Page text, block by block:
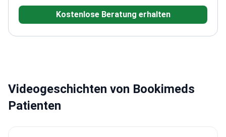
und internationalen Fachzeitschriften veröffentlicht
Literatur geleistet. Er erhielt den ersten Preis beim
der Palästinensischen Ärztevereinigung und der IOA.
Sein Engagement in diesen Organisationen
unterstreicht seine Hingabe an berufliche
Kostenlose Beratung erhalten
Videogeschichten von Bookimeds
Patienten